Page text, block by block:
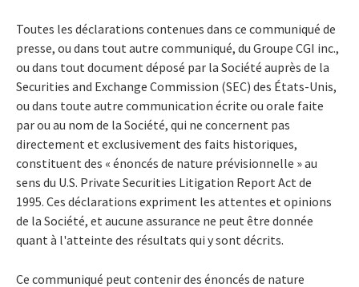
Toutes les déclarations contenues dans ce communiqué de
presse, ou dans tout autre communiqué, du Groupe CGI inc.,
ou dans tout document déposé par la Société auprès de la
Securities and Exchange Commission (SEC) des États-Unis,
ou dans toute autre communication écrite ou orale faite
par ou au nom de la Société, qui ne concernent pas
directement et exclusivement des faits historiques,
constituent des « énoncés de nature prévisionnelle » au
sens du U.S. Private Securities Litigation Report Act de
1995. Ces déclarations expriment les attentes et opinions
de la Société, et aucune assurance ne peut être donnée
quant à l'atteinte des résultats qui y sont décrits.
Ce communiqué peut contenir des énoncés de nature